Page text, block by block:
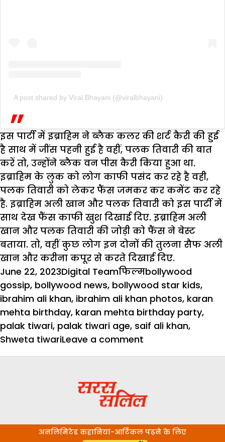
A post shared by Viral Bhayani (@viralbhayani)
इस पार्टी में इब्राहिम ने ब्लैक कलर की शर्ट कैरी की हुई
है साथ में जींस पहनी हुई है वहीं, पलक तिवारी की बात
करें तो, उन्होंने ब्लैक वन पीस कैरी किया हुआ था.
इब्राहिम के लुक को लोग काफी पसंद कर रहे है वही,
पलक तिवारी को लेकर फैंस जमकर कर कमेंट कर रहे
है. इब्राहिम अली खान और पलक तिवारी को इस पार्टी में
साथ देख फैंस काफी खुश दिखाई दिए. इब्राहिम अली
खान और पलक तिवारी की जोड़ी को फैंस ने बेस्ट
बताया. तो, वहीं कुछ लोग इन दोनों की तुलना सैफ अली
खान और करीना कपूर से करते दिखाई दिए.
Posted
on
June 22, 2023Author
Digital TeamCategories
फिल्मTags
bollywood
gossip, bollywood news, bollywood star kids,
ibrahim ali khan, ibrahim ali khan photos, karan
mehta birthday, karan mehta birthday party,
palak tiwari, palak tiwari age, saif ali khan,
Shweta tiwariLeave a comment
साथ
एक
फिर
अनलिमिटेड कहानियां-आर्टिकल पढ़ने के लिए